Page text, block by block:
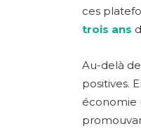
ces
trois ans
Au-delà
positives.
économie